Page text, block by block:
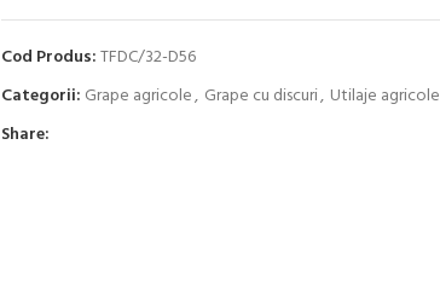
Cod Produs:TFDC/32-D56
Categorii: Grape agricole, Grape cu discuri, Utilaje agricole
Share: